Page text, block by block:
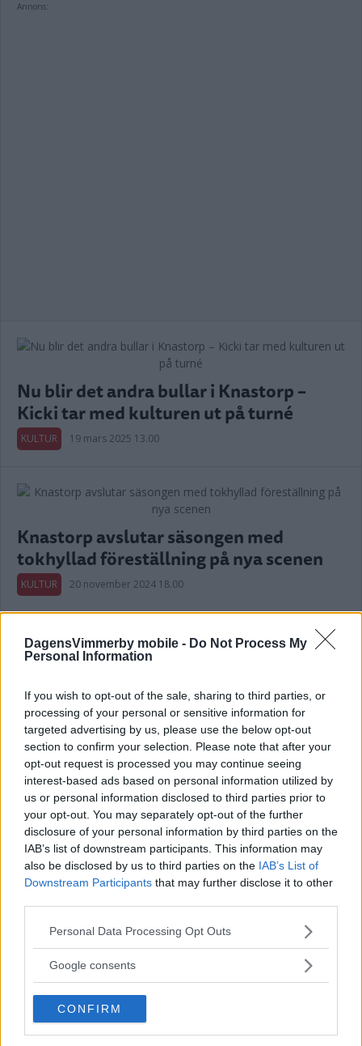
DagensVimmerby mobile - Do Not Process My
Personal Information
If you wish to opt-out of the sale, sharing to third parties, or
processing of your personal or sensitive information for
targeted advertising by us, please use the below opt-out
section to confirm your selection. Please note that after your
opt-out request is processed you may continue seeing
interest-based ads based on personal information utilized by
us or personal information disclosed to third parties prior to
your opt-out. You may separately opt-out of the further
disclosure of your personal information by third parties on the
IAB’s list of downstream participants. This information may
also be disclosed by us to third parties on the IAB’s List of
Downstream Participants that may further disclose it to other
Please note that this website/app uses one or more Google
not limited to your visit or usage behaviour. You may click to
use your data for below specified purposes in below Google
consent section.
Personal Data Processing Opt Outs
Google consents
CONFIRM
Annons:
Nu blir det andra bullar i Knastorp –
Kicki tar med kulturen ut på turné
KULTUR 19 mars 2025 13.00
Knastorp avslutar säsongen med
tokhyllad föreställning på nya scenen
KULTUR 20 november 2024 18.00
Vill låta unga blomma – Kicki ser till att
scenen blir deras
NYHETER 02 juli 2024 14.00
Har spelat med giganter – nu blir det
turnéstopp hos paret
NÖJE 30 juni 2024 08.00